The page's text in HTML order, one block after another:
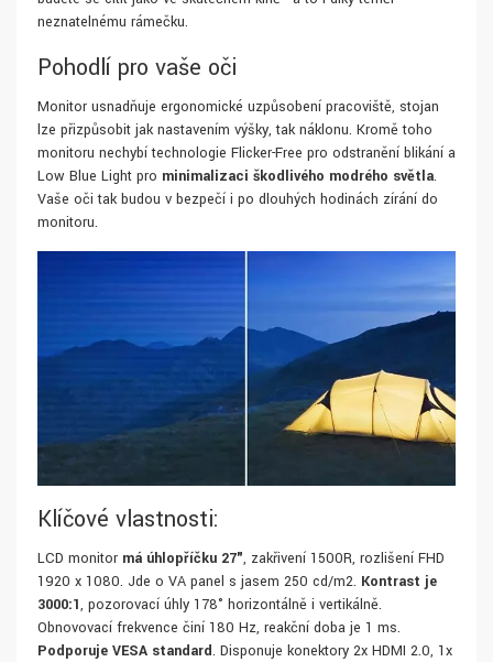
neznatelnému rámečku.
Pohodlí pro vaše oči
Monitor usnadňuje ergonomické uzpůsobení pracoviště, stojan
lze přizpůsobit jak nastavením výšky, tak náklonu. Kromě toho
monitoru nechybí technologie Flicker-Free pro odstranění blikání a
Low Blue Light pro minimalizaci škodlivého modrého světla.
Vaše oči tak budou v bezpečí i po dlouhých hodinách zírání do
monitoru.
Klíčové vlastnosti:
LCD monitor má úhlopříčku 27", zakřivení 1500R, rozlišení FHD
1920 x 1080. Jde o VA panel s jasem 250 cd/m2. Kontrast je
3000:1, pozorovací úhly 178° horizontálně i vertikálně.
Obnovovací frekvence činí 180 Hz, reakční doba je 1 ms.
Podporuje VESA standard. Disponuje konektory 2x HDMI 2.0, 1x